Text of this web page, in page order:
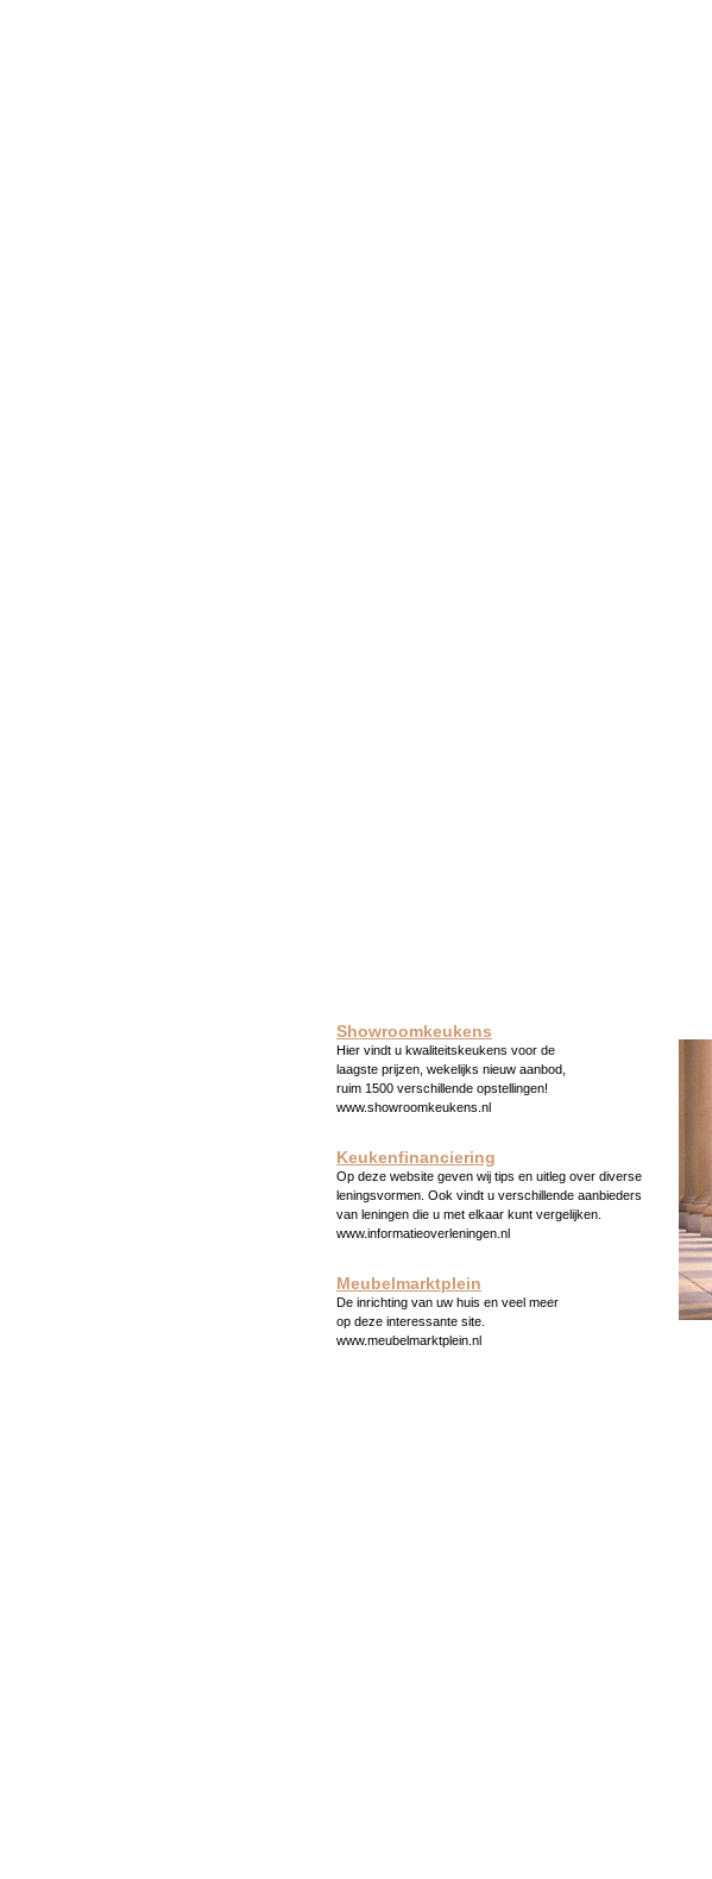
Showroomkeukens
Hier vindt u kwaliteitskeukens voor de
laagste prijzen, wekelijks nieuw aanbod,
ruim 1500 verschillende opstellingen!
www.showroomkeukens.nl
Keukenfinanciering
Op deze website geven wij tips en uitleg over diverse
leningsvormen. Ook vindt u verschillende aanbieders
van leningen die u met elkaar kunt vergelijken.
www.informatieoverleningen.nl
Meubelmarktplein
De inrichting van uw huis en veel meer
op deze interessante site.
www.meubelmarktplein.nl